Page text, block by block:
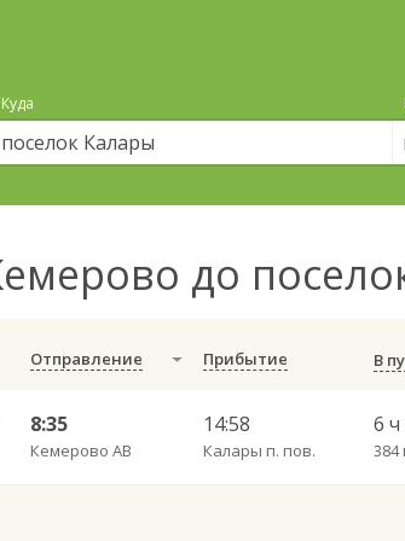
Куда
до
Отправление Прибытие В
8:35
Кемерово АВ
14:58
Калары п. пов.
6
384